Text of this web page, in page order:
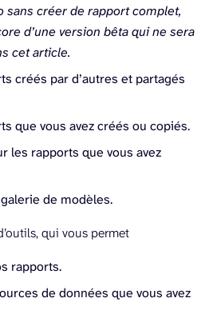
sans créer de rapport complet,
d’une version bêta qui ne sera
cet article.
créés par d’autres et partagés
que vous avez créés ou copiés.
les rapports que vous avez
de modèles.
qui vous permet
rapports.
de données que vous avez